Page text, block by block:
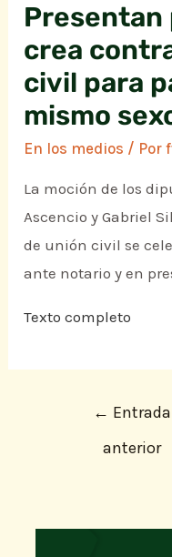
crea
civil para
mismo
En los medios / Por
La moción de los
Ascencio y Gabriel
de unión civil se
ante notario y en
Texto completo
← Entrada
anterior